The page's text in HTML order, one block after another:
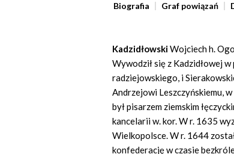
Biografia Graf powiązań
KadzidłowskiWojciech h.
Wywodził się z Kadzidłowej
radziejowskiego, i
Andrzejowi Leszczyńskiemu,
był pisarzem ziemskim
kancelarii w. kor. W r. 1635
Wielkopolsce. W r. 1644
konfederację w czasie